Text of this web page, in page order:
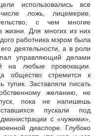
использовались все
ложь, лицемерие,
с чем многие
жизни. Для многих из них
работника мэром была
деятельности, а в роли
управляющий делами
на любые провокации.
общество стремится к
тупик. Заставляли писать
желанию, не
пока не напишешь
пускали под
с «чужими»,
диаспоре. Глубоко